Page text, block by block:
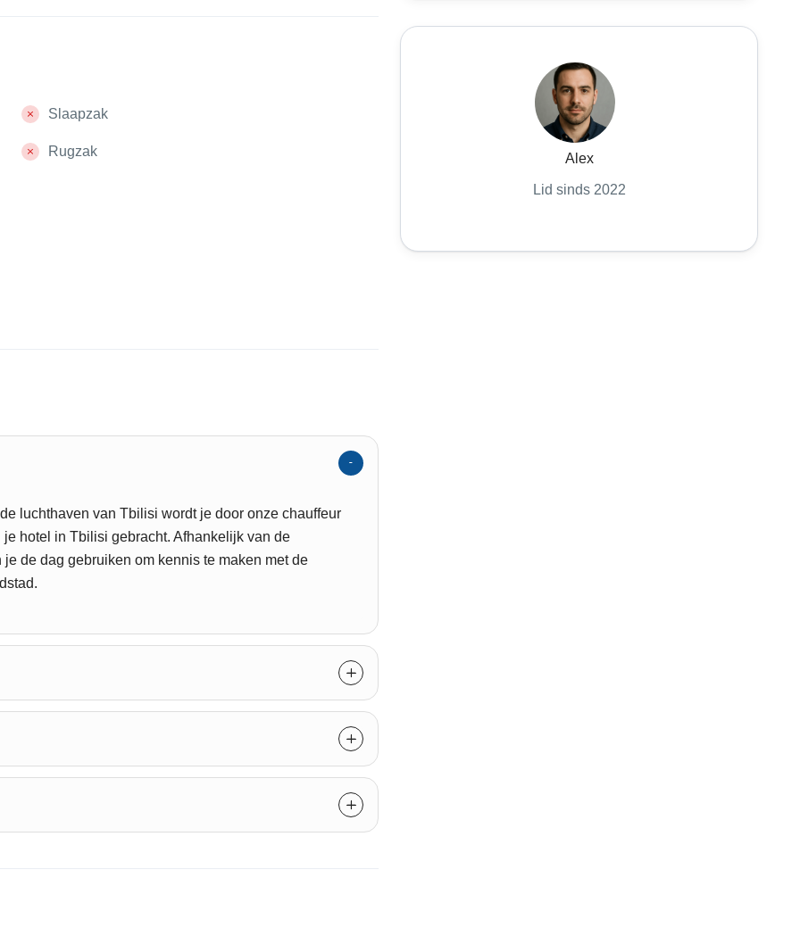
Slaapzak
Rugzak
luchthaven van Tbilisi wordt je door onze chauffeur
hotel in Tbilisi gebracht. Afhankelijk van de
de dag gebruiken om kennis te maken met de
Alex
Lid sinds 2022